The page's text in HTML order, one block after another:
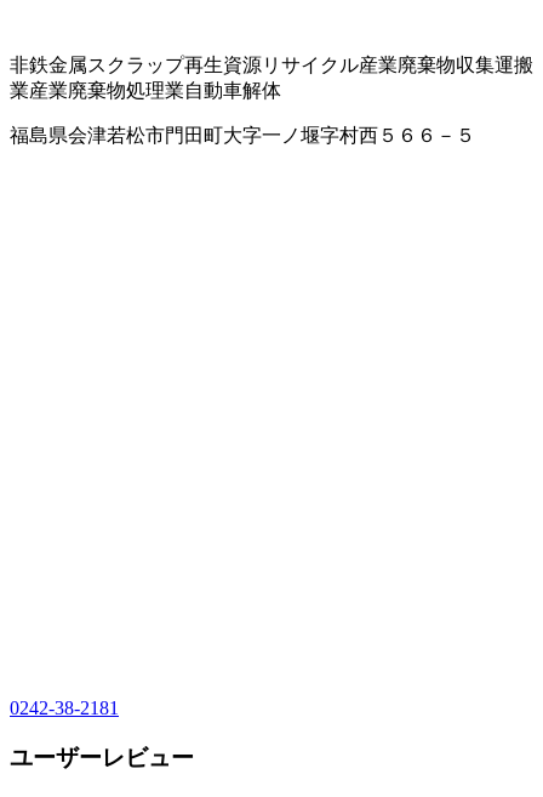
非鉄金属スクラップ再生資源リサイクル産業廃棄物収集運搬
業産業廃棄物処理業自動車解体
福島県会津若松市門田町大字一ノ堰字村西５６６－５
0242-38-2181
ユーザーレビュー